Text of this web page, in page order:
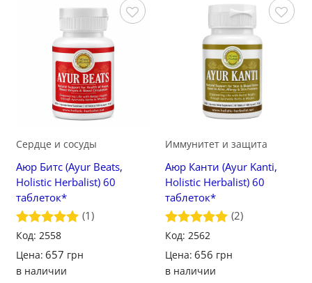
Сохранить
Сердце и сосуды
Аюр Битс (Ayur Beats,
Holistic Herbalist) 60
таблеток*
Оценка
(1)
Код: 2558
Цена: 657 грн
в наличии
Сохранить
Иммунитет и защита
Аюр Канти (Ayur Kanti,
Holistic Herbalist) 60
таблеток*
Оценка
(2)
Код: 2562
Цена: 656 грн
в наличии